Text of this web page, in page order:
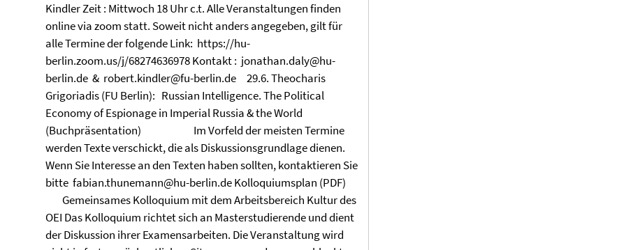
Kindler Zeit : Mittwoch 18 Uhr c.t. Alle Veranstaltungen finden
online via zoom statt. Soweit nicht anders angegeben, gilt für
alle Termine der folgende Link: https://hu-
berlin.zoom.us/j/68274636978 Kontakt : jonathan.daly@hu-
berlin.de & robert.kindler@fu-berlin.de 29.6. Theocharis
Grigoriadis (FU Berlin): Russian Intelligence. The Political
Economy of Espionage in Imperial Russia & the World
(Buchpräsentation) Im Vorfeld der meisten Termine
werden Texte verschickt, die als Diskussionsgrundlage dienen.
Wenn Sie Interesse an den Texten haben sollten, kontaktieren Sie
bitte fabian.thunemann@hu-berlin.de Kolloquiumsplan (PDF)
Gemeinsames Kolloquium mit dem Arbeitsbereich Kultur des
OEI Das Kolloquium richtet sich an Masterstudierende und dient
der Diskussion ihrer Examensarbeiten. Die Veranstaltung wird